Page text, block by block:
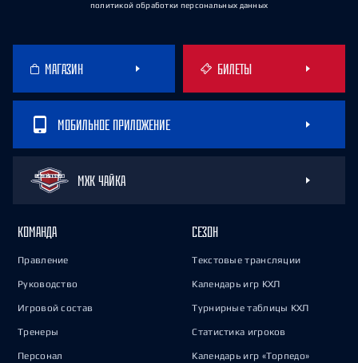
политикой обработки персональных данных
МАГАЗИН БИЛЕТЫ
МОБИЛЬНОЕ ПРИЛОЖЕНИЕ
МХК ЧАЙКА
КОМАНДА
Правление
Руководство
Игровой состав
Тренеры
Персонал
СЕЗОН
Текстовые трансляции
Календарь игр КХЛ
Турнирные таблицы КХЛ
Статистика игроков
Календарь игр «Торпедо»